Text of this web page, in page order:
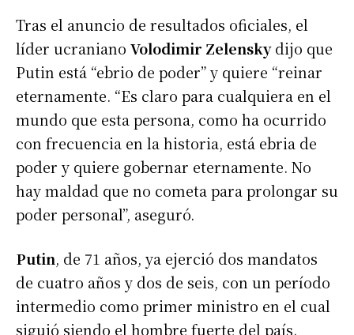
Tras el anuncio de resultados oficiales, el
líder ucraniano Volodimir Zelenskydijo que
Putin está “ebrio de poder” y quiere “reinar
eternamente. “Es claro para cualquiera en el
mundo que esta persona, como ha ocurrido
con frecuencia en la historia, está ebria de
poder y quiere gobernar eternamente. No
hay maldad que no cometa para prolongar su
poder personal”, aseguró.
Putin, de 71 años, ya ejerció dos mandatos
de cuatro años y dos de seis, con un período
intermedio como primer ministro en el cual
siguió siendo el hombre fuerte del país.